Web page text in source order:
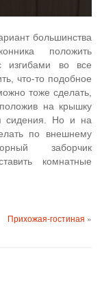
большинства
положить
изгибами во все
что-то подобное
тоже сделать,
на крышку
сидения. Но и на
по внешнему
заборчик
комнатные
Прихожая-гостиная »